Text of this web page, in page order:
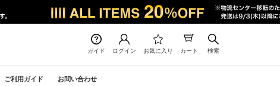
ガイド ログイン お気に入り カート 検索
ご利用ガイド お問い合わせ